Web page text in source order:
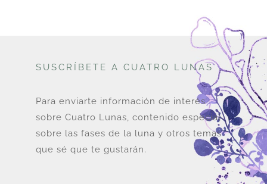
SUSCRÍBETE A CUATRO LUNAS
Para enviarte información de interés
sobre Cuatro Lunas, contenido especial
sobre las fases de la luna y otros temas
que sé que te gustarán.